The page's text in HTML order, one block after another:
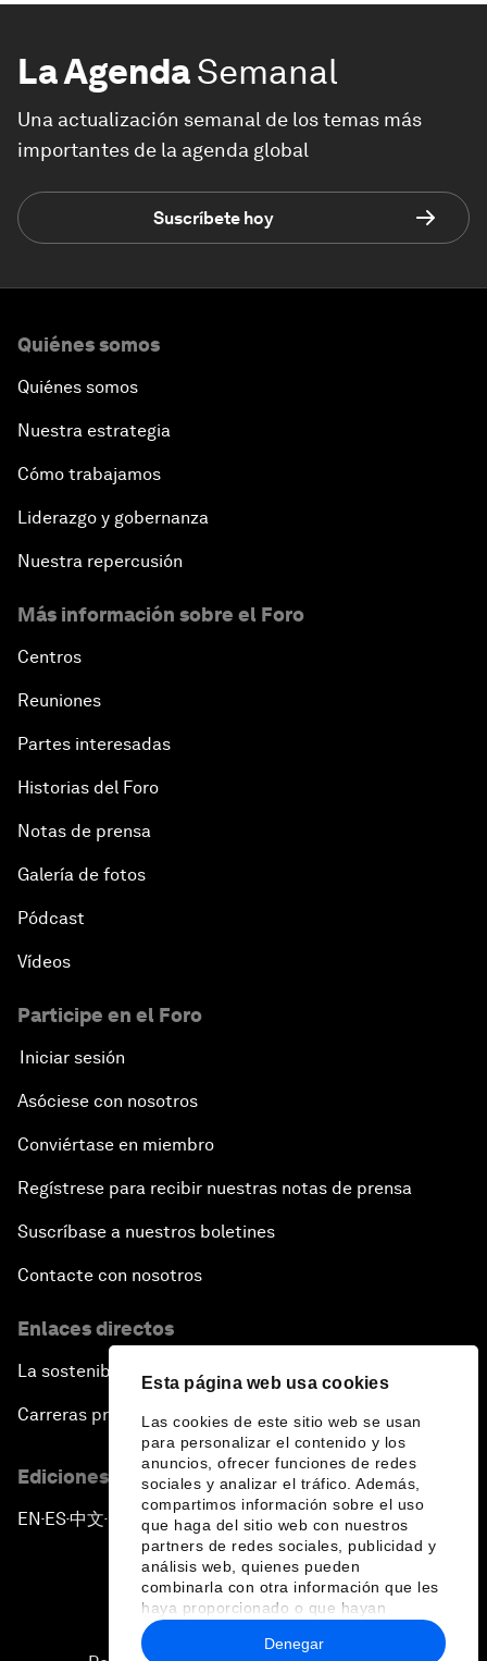
Esta página web usa cookies
Las cookies de este sitio web se usan
para personalizar el contenido y los
anuncios, ofrecer funciones de redes
sociales y analizar el tráfico. Además,
compartimos información sobre el uso
que haga del sitio web con nuestros
partners de redes sociales, publicidad y
análisis web, quienes pueden
combinarla con otra información que les
haya proporcionado o que hayan
recopilado a partir del uso que haya
hecho de sus servicios.
Denegar
La AgendaSemanal
Una actualización semanal de los temas más
importantes de la agenda global
Suscríbete hoy
Quiénes somos
Quiénes somos
Nuestra estrategia
Cómo trabajamos
Liderazgo y gobernanza
Nuestra repercusión
Más información sobre el Foro
Centros
Reuniones
Partes interesadas
Historias del Foro
Notas de prensa
Galería de fotos
Pódcast
Vídeos
Participe en el Foro
Iniciar sesión
Asóciese con nosotros
Conviértase en miembro
Regístrese para recibir nuestras notas de prensa
Suscríbase a nuestros boletines
Contacte con nosotros
Enlaces directos
La sostenibilidad en el Foro
Carreras profesionales
Ediciones en otros idiomas
EN ▪ ES▪中文▪ 日本語